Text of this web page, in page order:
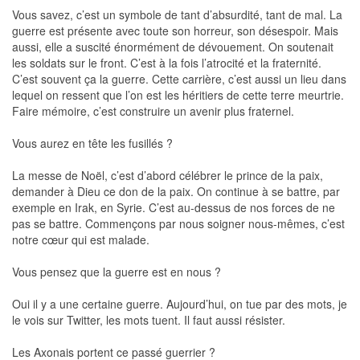
Vous savez, c’est un symbole de tant d’absurdité, tant de mal. La
guerre est présente avec toute son horreur, son désespoir. Mais
aussi, elle a suscité énormément de dévouement. On soutenait
les soldats sur le front. C’est à la fois l’atrocité et la fraternité.
C’est souvent ça la guerre. Cette carrière, c’est aussi un lieu dans
lequel on ressent que l’on est les héritiers de cette terre meurtrie.
Faire mémoire, c’est construire un avenir plus fraternel.
Vous aurez en tête les fusillés ?
La messe de Noël, c’est d’abord célébrer le prince de la paix,
demander à Dieu ce don de la paix. On continue à se battre, par
exemple en Irak, en Syrie. C’est au-dessus de nos forces de ne
pas se battre. Commençons par nous soigner nous-mêmes, c’est
notre cœur qui est malade.
Vous pensez que la guerre est en nous ?
Oui il y a une certaine guerre. Aujourd’hui, on tue par des mots, je
le vois sur Twitter, les mots tuent. Il faut aussi résister.
Les Axonais portent ce passé guerrier ?